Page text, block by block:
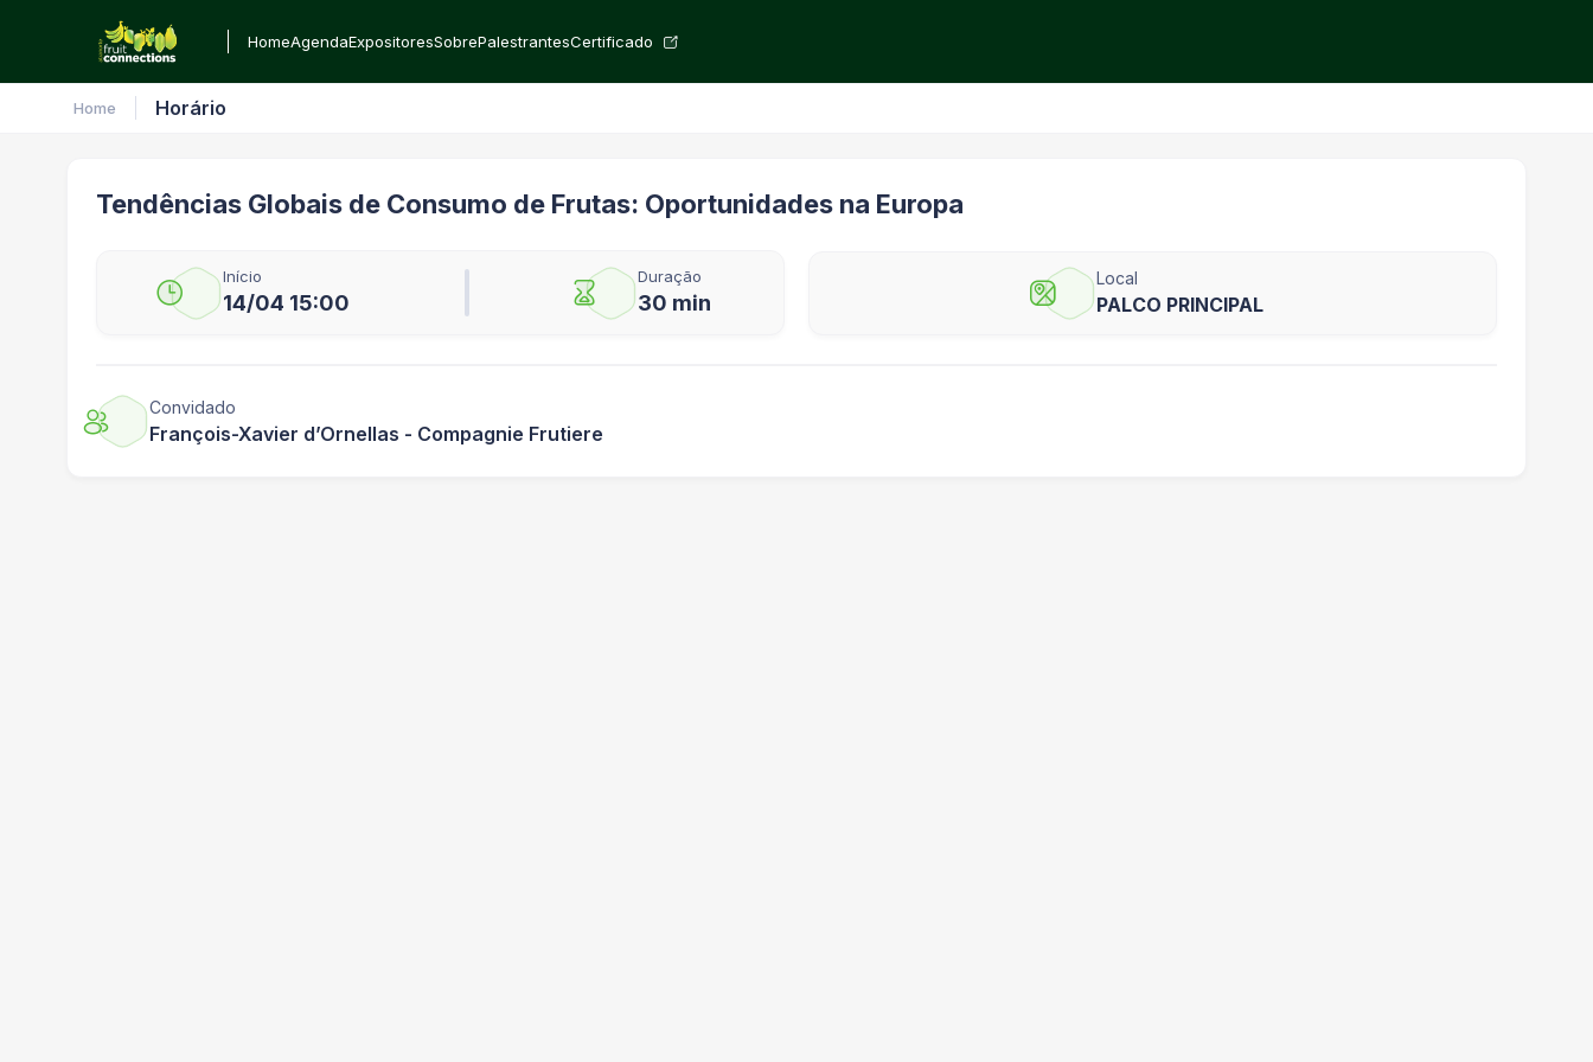
HomeAgendaExpositoresSobrePalestrantesCertificado
Home Horário
Tendências Globais de Consumo de Frutas: Oportunidades na Europa
Início
14/04 15:00
Duração
30 min
Local
PALCO PRINCIPAL
Convidado
François-Xavier d’Ornellas - Compagnie Frutiere